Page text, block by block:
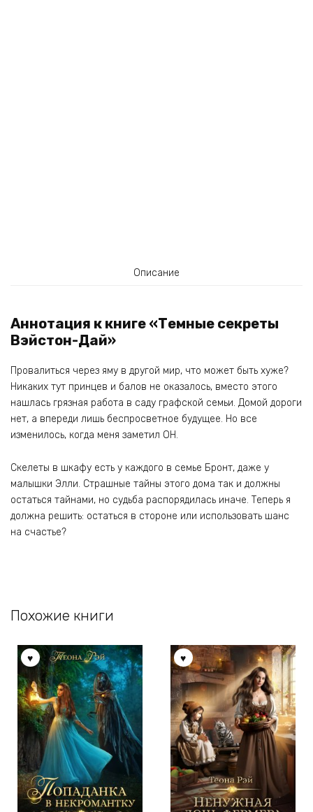
Описание
Аннотация к книге «Темные секреты
Вэйстон-Дай»
Провалиться через яму в другой мир, что может быть хуже?
Никаких тут принцев и балов не оказалось, вместо этого
нашлась грязная работа в саду графской семьи. Домой дороги
нет, а впереди лишь беспросветное будущее. Но все
изменилось, когда меня заметил ОН.
Скелеты в шкафу есть у каждого в семье Бронт, даже у
малышки Элли. Страшные тайны этого дома так и должны
остаться тайнами, но судьба распорядилась иначе. Теперь я
должна решить: остаться в стороне или использовать шанс
на счастье?
Похожие книги